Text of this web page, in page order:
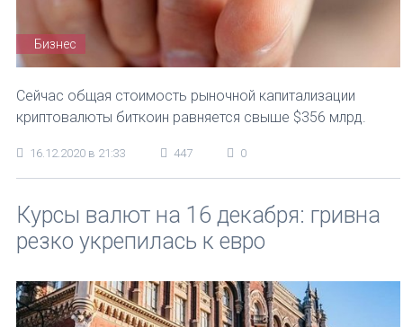
Бизнес
Сейчас общая стоимость рыночной капитализации
криптовалюты биткоин равняется свыше $356 млрд.
16.12.2020 в 21:33 447 0
Курсы валют на 16 декабря: гривна
резко укрепилась к евро